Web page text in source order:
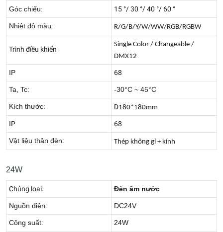
Góc chiếu: 15 °/ 30 °/ 40 °/ 60 °
Nhiệt độ màu: R/G/B/Y/W/WW/RGB/RGBW
Trình điều khiển
Single Color / Changeable /
DMX12
IP 68
Ta, Tc: -30°C ~ 45°C
Kích thước: D180*180mm
IP 68
Vật liệu thân đèn: Thép không gỉ + kính
24W
Chủng loại: Đèn âm nước
Nguồn điện: DC24V
Công suất: 24W